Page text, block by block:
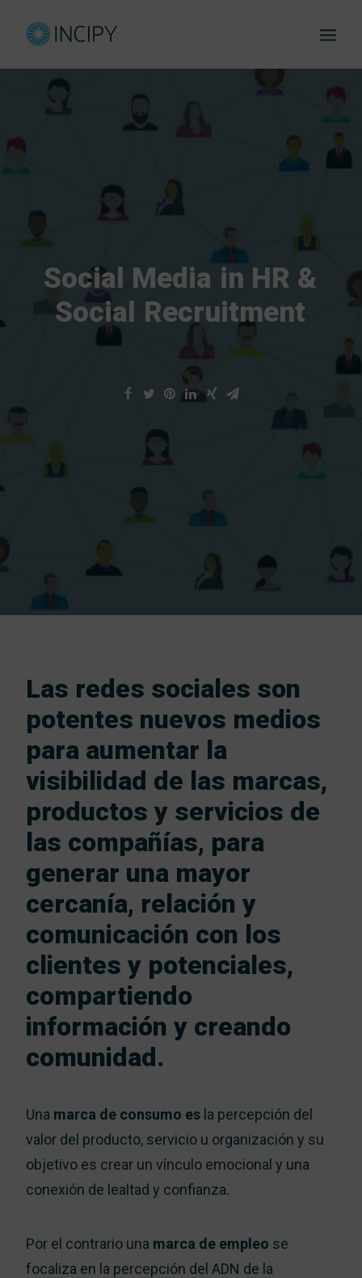
Social Media in HR &
Social Recruitment
Las redes sociales son
potentes nuevos medios
para aumentar la
visibilidad de las marcas,
productos y servicios de
las compañías, para
generar una mayor
cercanía, relación y
comunicación con los
clientes y potenciales,
compartiendo
información y creando
comunidad.
Una marca de consumo es la percepción del
valor del producto, servicio u organización y su
objetivo es crear un vínculo emocional y una
conexión de lealtad y confianza.
Por el contrario una marca de empleo se
focaliza en la percepción del ADN de la